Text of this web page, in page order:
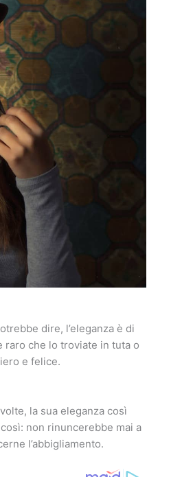
dire, l’eleganza è di
raro che lo troviate in tuta o
e felice.
la sua eleganza così
non rinuncerebbe mai a
l’abbigliamento.